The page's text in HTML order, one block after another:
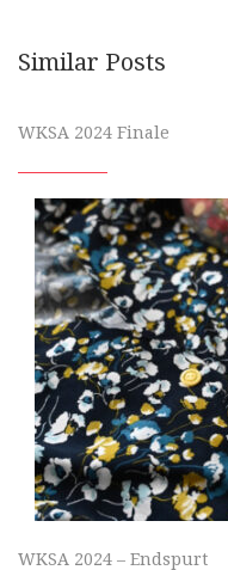
Similar Posts
WKSA 2024 Finale
WKSA 2024 – Endspurt